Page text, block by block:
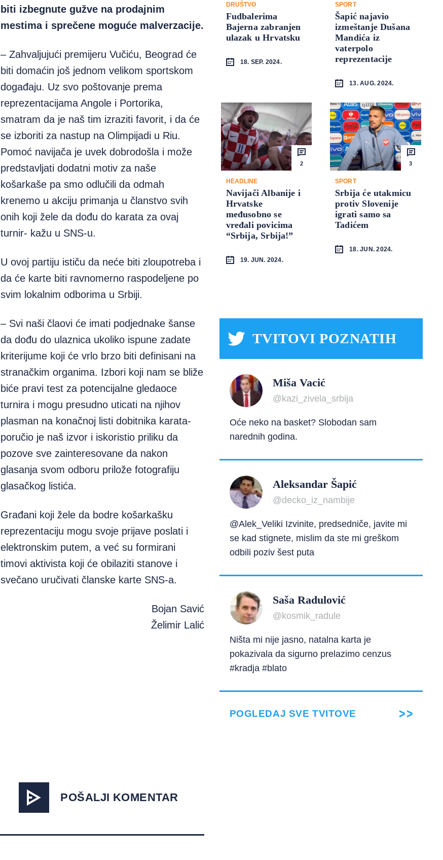
biti izbegnute gužve na prodajnim
mestima i sprečene moguće malverzacije.
– Zahvaljujući premijeru Vučiću, Beograd će
biti domaćin još jednom velikom sportskom
događaju. Uz svo poštovanje prema
reprezentacijama Angole i Portorika,
smatram da je naš tim izraziti favorit, i da će
se izboriti za nastup na Olimpijadi u Riu.
Pomoć navijača je uvek dobrodošla i može
predstavljati dodatni motiv za naše
košarkaše pa smo odlučili da odmah
krenemo u akciju primanja u članstvo svih
onih koji žele da dođu do karata za ovaj
turnir- kažu u SNS-u.
U ovoj partiju ističu da neće biti zloupotreba i
da će karte biti ravnomerno raspodeljene po
svim lokalnim odborima u Srbiji.
– Svi naši člaovi će imati podjednake šanse
da dođu do ulaznica ukoliko ispune zadate
kriterijume koji će vrlo brzo biti definisani na
stranačkim organima. Izbori koji nam se bliže
biće pravi test za potencijalne gledaoce
turnira i mogu presudno uticati na njihov
plasman na konačnoj listi dobitnika karata-
poručio je naš izvor i iskoristio priliku da
pozove sve zainteresovane da nakon
glasanja svom odboru prilože fotografiju
glasačkog listića.
Građani koji žele da bodre košarkašku
reprezentaciju mogu svoje prijave poslati i
elektronskim putem, a već su formirani
timovi aktivista koji će obilaziti stanove i
svečano uručivati članske karte SNS-a.
Bojan Savić
Želimir Lalić
POŠALJI KOMENTAR
DRUŠTVO
Fudbalerima
Bajerna zabranjen
ulazak u Hrvatsku
18. SEP. 2024.
SPORT
Šapić najavio
izmeštanje Dušana
Mandića iz
vaterpolo
reprezentacije
13. AUG. 2024.
2
HEADLINE
Navijači Albanije i
Hrvatske
međusobno se
vređali povicima
“Srbija, Srbija!”
19. JUN. 2024.
3
SPORT
Srbija će utakmicu
protiv Slovenije
igrati samo sa
Tadićem
18. JUN. 2024.
TVITOVI POZNATIH
Miša Vacić
@kazi_zivela_srbija
Oće neko na basket? Slobodan sam
narednih godina.
Aleksandar Šapić
@decko_iz_nambije
@Alek_Veliki Izvinite, predsedniče, javite mi
se kad stignete, mislim da ste mi greškom
odbili poziv šest puta
Saša Radulović
@kosmik_radule
Ništa mi nije jasno, natalna karta je
pokazivala da sigurno prelazimo cenzus
#kradja #blato
POGLEDAJ SVE TVITOVE